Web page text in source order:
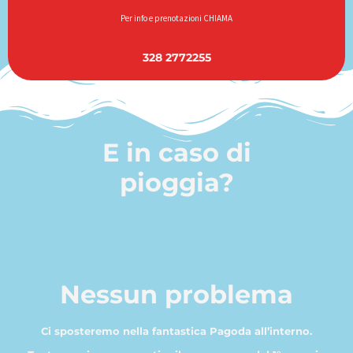
Per info e prenotazioni CHIAMA
328 2772255
E in caso di
pioggia?
Nessun problema
Ci sposteremo nella fantastica Pagoda all’interno.